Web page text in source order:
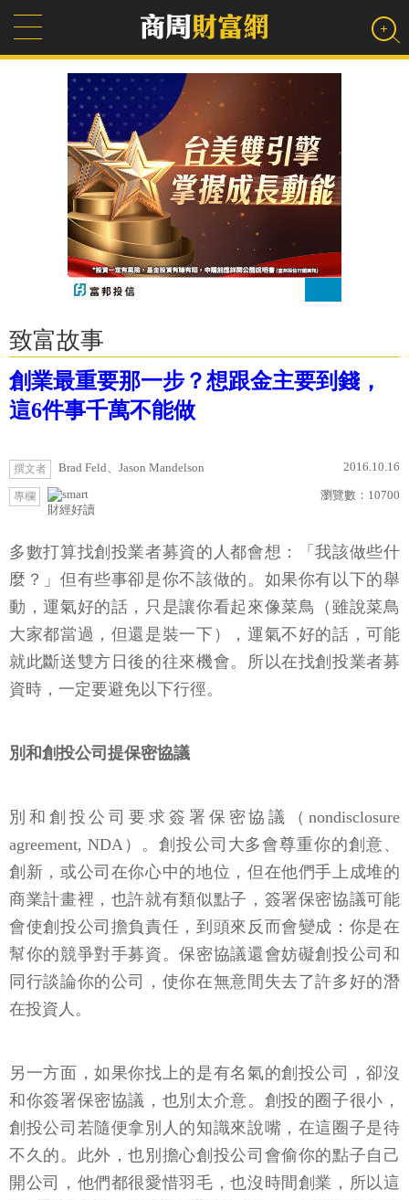
致富故事
創業最重要那一步？想跟金主要到錢，
這6件事千萬不能做
撰文者 Brad Feld、Jason Mandelson 2016.10.16
專欄
財經好讀
瀏覽數： 10700
多數打算找創投業者募資的人都會想：「我該做些什
麼？」但有些事卻是你不該做的。如果你有以下的舉
動，運氣好的話，只是讓你看起來像菜鳥（雖說菜鳥
大家都當過，但還是裝一下），運氣不好的話，可能
就此斷送雙方日後的往來機會。所以在找創投業者募
資時，一定要避免以下行徑。
別和創投公司提保密協議
別和創投公司要求簽署保密協議（nondisclosure
agreement, NDA）。創投公司大多會尊重你的創意、
創新，或公司在你心中的地位，但在他們手上成堆的
商業計畫裡，也許就有類似點子，簽署保密協議可能
會使創投公司擔負責任，到頭來反而會變成：你是在
幫你的競爭對手募資。保密協議還會妨礙創投公司和
同行談論你的公司，使你在無意間失去了許多好的潛
在投資人。
另一方面，如果你找上的是有名氣的創投公司，卻沒
和你簽署保密協議，也別太介意。創投的圈子很小，
創投公司若隨便拿別人的知識來說嘴，在這圈子是待
不久的。此外，也別擔心創投公司會偷你的點子自己
開公司，他們都很愛惜羽毛，也沒時間創業，所以這